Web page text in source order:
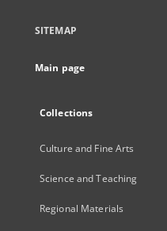
SITEMAP
Main page
Collections
Culture and Fine Arts
Science and Teaching
Regional Materials